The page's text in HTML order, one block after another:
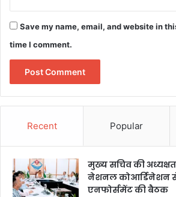
Save my name, email, and website in
time I comment.
Recent Popular
मुख्य सचिव की
नेशनल कोआर्डिनेशन
एनफोर्समेंट की बैठक